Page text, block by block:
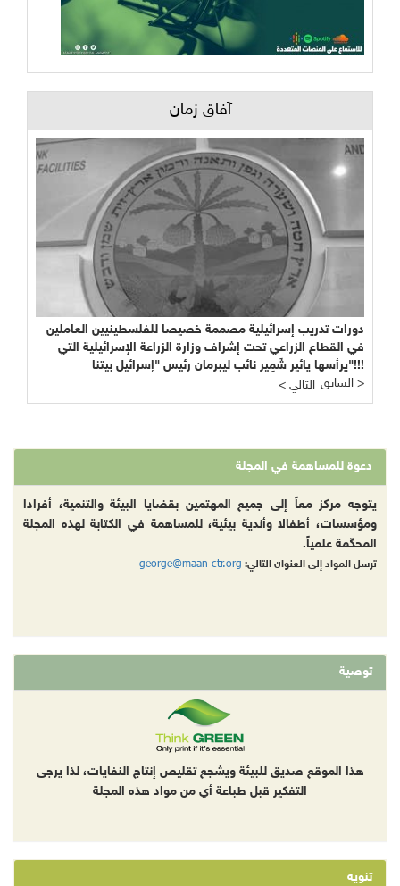
آفاق زمان
دورات تدريب إسرائيلية مصممة خصيصا للفلسطينيين العاملين
في القطاع الزراعي تحت إشراف وزارة الزراعة الإسرائيلية التي
يرأسها يائير شَمِير نائب ليبرمان رئيس "إسرائيل بيتنا"!!!
< التالي
السابق >
دعوة للمساهمة في المجلة
يتوجه مركز معاً إلى جميع المهتمين بقضايا البيئة والتنمية، أفرادا
ومؤسسات، أطفالا وأندية بيئية، للمساهمة في الكتابة لهذه المجلة
المحكّمة علمياً.
ترسل المواد إلى العنوان التالي: george@maan-ctr.org
توصية
هذا الموقع صديق للبيئة ويشجع تقليص إنتاج النفايات، لذا يرجى
التفكير قبل طباعة أي من مواد هذه المجلة
تنويه